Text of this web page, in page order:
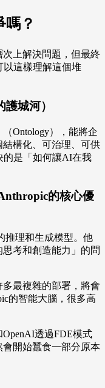
？
上解決問題，但最終
這樣理解這個堆
城河）
Ontology），能將企
構化、可治理、可供
的是「如何讓AI在我
的核心優
推理和生成模型。他
考和創造能力」的問
最複雜的部署，將會
的智能大腦，很多高
透過FDE模式
開始蠶食一部分原本